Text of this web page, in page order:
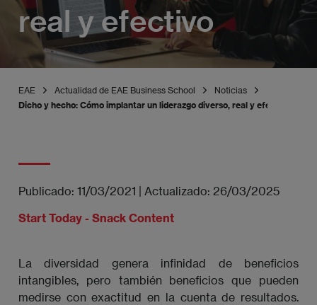
real y efectivo
EAE Actualidad de EAE Business School
Noticias
Dicho y hecho: Cómo implantar un liderazgo diverso, real y efectivo
Publicado: 11/03/2021 Actualizado: 26/03/2025
Start Today - Snack Content
La diversidad genera infinidad de beneficios
intangibles, pero también beneficios que pueden
medirse con exactitud en la cuenta de resultados.